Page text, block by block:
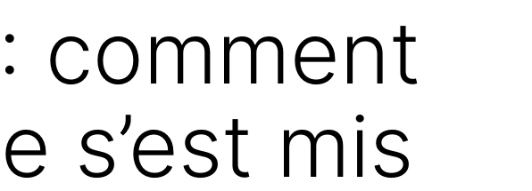
comment
s’est mis